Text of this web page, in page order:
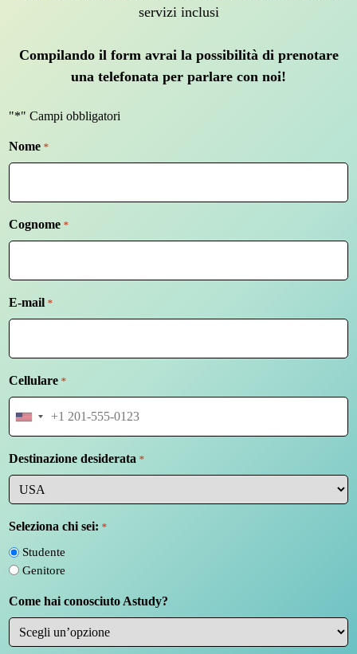
servizi inclusi
Compilando il form avrai la possibilità di prenotare
una telefonata per parlare con noi!
"*" Campi obbligatori
Nome *
Cognome *
E-mail *
Cellulare *
U
n
i
e
d
S
a
t
s
+
1
Destinazione desiderata *
Seleziona chi sei: *
Studente
Genitore
Come hai conosciuto Astudy?